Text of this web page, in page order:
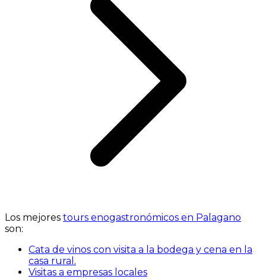
Los mejores tours enogastronómicos en Palagano
son:
Cata de vinos con visita a la bodega y cena en la
casa rural.
Visitas a empresas locales